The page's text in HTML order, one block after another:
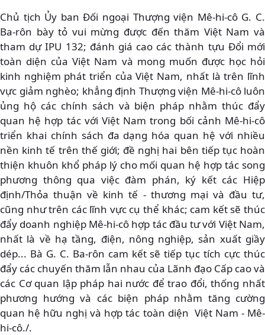
Chủ tịch Ủy ban Đối ngoại Thượng viện Mê-hi-cô G. C.
Ba-rôn bày tỏ vui mừng được đến thăm Việt Nam và
tham dự IPU 132; đánh giá cao các thành tựu Đổi mới
toàn diện của Việt Nam và mong muốn được học hỏi
kinh nghiệm phát triển của Việt Nam, nhất là trên lĩnh
vực giảm nghèo; khẳng định Thượng viện Mê-hi-cô luôn
ủng hộ các chính sách và biện pháp nhằm thúc đẩy
quan hệ hợp tác với Việt Nam trong bối cảnh Mê-hi-cô
triển khai chính sách đa dạng hóa quan hệ với nhiều
nền kinh tế trên thế giới; đề nghị hai bên tiếp tục hoàn
thiện khuôn khổ pháp lý cho mối quan hệ hợp tác song
phương thông qua việc đàm phán, ký kết các Hiệp
định/Thỏa thuận về kinh tế - thương mại và đầu tư,
cũng như trên các lĩnh vực cụ thể khác; cam kết sẽ thúc
đẩy doanh nghiệp Mê-hi-cô hợp tác đầu tư với Việt Nam,
nhất là về hạ tầng, điện, nông nghiệp, sản xuất giầy
dép... Bà G. C. Ba-rôn cam kết sẽ tiếp tục tích cực thúc
đẩy các chuyến thăm lẫn nhau của Lãnh đạo Cấp cao và
các Cơ quan lập pháp hai nước để trao đổi, thống nhất
phương hướng và các biện pháp nhằm tăng cường
quan hệ hữu nghị và hợp tác toàn diện Việt Nam - Mê-
hi-cô./.